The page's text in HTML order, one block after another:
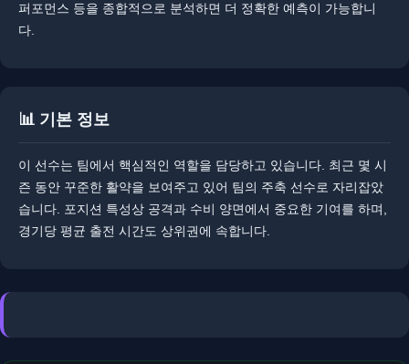
퍼포먼스 등을 종합적으로 분석하면 더 정확한 예측이 가능합니
다.
📊 기본 정보
이 선수는 팀에서 핵심적인 역할을 담당하고 있습니다. ​최근 몇 시
즌 동안 꾸준한 활약을 보여주고 있어 팀의 주축 선수로 자리잡았
습니다. 포지션 특성상 공격과 수비 양면에서 중요한 기여를 하며,
경기당 평균 출전 시간도 상위권에 속합니다.